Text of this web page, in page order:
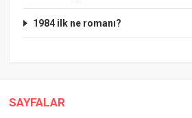
1984 ilk ne romanı?
SAYFALAR